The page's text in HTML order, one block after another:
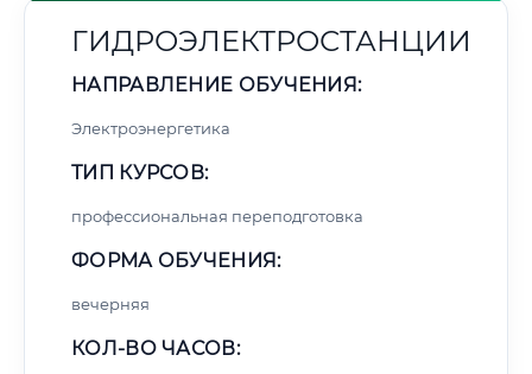
ГИДРОЭЛЕКТРОСТАНЦИИ
НАПРАВЛЕНИЕ ОБУЧЕНИЯ:
Электроэнергетика
ТИП КУРСОВ:
профессиональная переподготовка
ФОРМА ОБУЧЕНИЯ:
вечерняя
КОЛ-ВО ЧАСОВ: